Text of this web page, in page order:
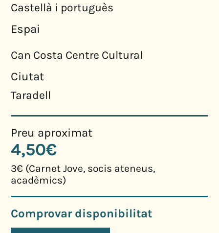
Castellà i portuguès
Espai
Can Costa Centre Cultural
Ciutat
Taradell
Preu aproximat
4,50€
3€ (Carnet Jove, socis ateneus,
acadèmics)
Comprovar disponibilitat